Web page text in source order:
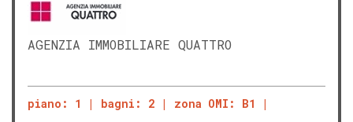
AGENZIA IMMOBILIARE QUATTRO
piano: 1 bagni: 2 zona OMI: B1